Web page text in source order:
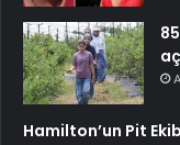
Hamilton’un Pit